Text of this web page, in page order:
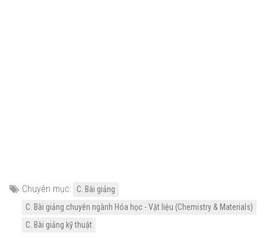
Chuyên mục:
C. Bài giảng
C. Bài giảng chuyên ngành Hóa học - Vật liệu (Chemistry & Materials)
C. Bài giảng kỹ thuật